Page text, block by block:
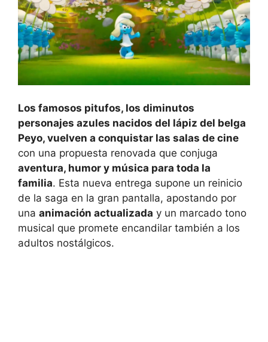
Los famosos pitufos, los diminutos
personajes azules nacidos del lápiz del belga
Peyo, vuelven a conquistar las salas de cine
con una propuesta renovada que conjuga
aventura, humor y música para toda la
familia. Esta nueva entrega supone un reinicio
de la saga en la gran pantalla, apostando por
una animación actualizada y un marcado tono
musical que promete encandilar también a los
adultos nostálgicos.